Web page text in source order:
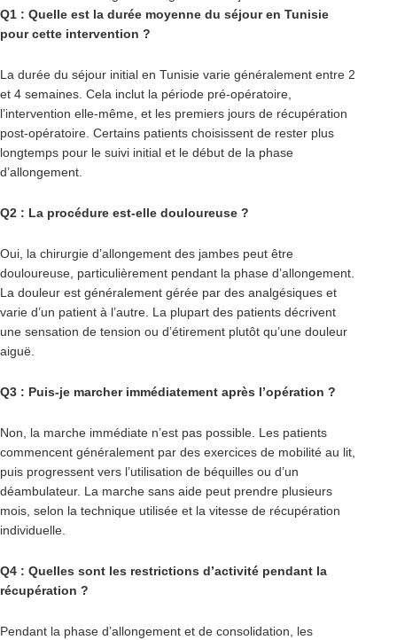
Q1 : Quelle est la durée moyenne du séjour en Tunisie
pour cette intervention ?
La durée du séjour initial en Tunisie varie généralement entre 2
et 4 semaines. Cela inclut la période pré-opératoire,
l’intervention elle-même, et les premiers jours de récupération
post-opératoire. Certains patients choisissent de rester plus
longtemps pour le suivi initial et le début de la phase
d’allongement.
Q2 : La procédure est-elle douloureuse ?
Oui, la chirurgie d’allongement des jambes peut être
douloureuse, particulièrement pendant la phase d’allongement.
La douleur est généralement gérée par des analgésiques et
varie d’un patient à l’autre. La plupart des patients décrivent
une sensation de tension ou d’étirement plutôt qu’une douleur
aiguë.
Q3 : Puis-je marcher immédiatement après l’opération ?
Non, la marche immédiate n’est pas possible. Les patients
commencent généralement par des exercices de mobilité au lit,
puis progressent vers l’utilisation de béquilles ou d’un
déambulateur. La marche sans aide peut prendre plusieurs
mois, selon la technique utilisée et la vitesse de récupération
individuelle.
Q4 : Quelles sont les restrictions d’activité pendant la
récupération ?
Pendant la phase d’allongement et de consolidation, les